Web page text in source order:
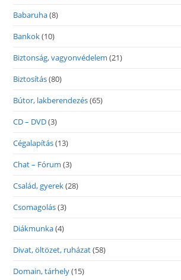
Babaruha(8)
Bankok(10)
Biztonság, vagyonvédelem (21)
Biztosítás(80)
Bútor, lakberendezés(65)
CD – DVD(3)
Cégalapítás(13)
Chat – Fórum (3)
Család, gyerek(28)
Csomagolás(3)
Diákmunka(4)
Divat, öltözet, ruházat(58)
Domain, tárhely(15)